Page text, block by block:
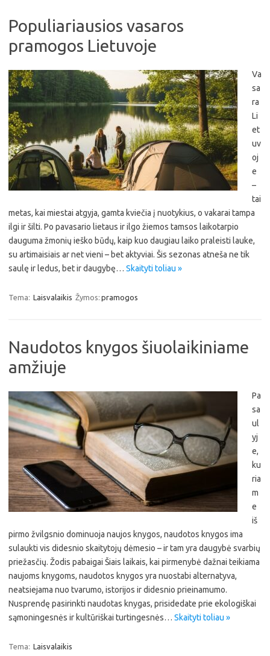
Populiariausios vasaros
pramogos Lietuvoje
Va
sa
ra
Li
et
uv
oj
e
–
tai
metas, kai miestai atgyja, gamta kviečia į nuotykius, o vakarai tampa
ilgi ir šilti. Po pavasario lietaus ir ilgo žiemos tamsos laikotarpio
dauguma žmonių ieško būdų, kaip kuo daugiau laiko praleisti lauke,
su artimaisiais ar net vieni – bet aktyviai. Šis sezonas atneša ne tik
saulę ir ledus, bet ir daugybę… Skaityti toliau »
Tema: Laisvalaikis Žymos: pramogos
Naudotos knygos šiuolaikiniame
amžiuje
Pa
sa
ul
yj
e,
ku
ria
m
e
iš
pirmo žvilgsnio dominuoja naujos knygos, naudotos knygos ima
sulaukti vis didesnio skaitytojų dėmesio – ir tam yra daugybė svarbių
priežasčių. Žodis pabaigai Šiais laikais, kai pirmenybė dažnai teikiama
naujoms knygoms, naudotos knygos yra nuostabi alternatyva,
neatsiejama nuo tvarumo, istorijos ir didesnio prieinamumo.
Nusprendę pasirinkti naudotas knygas, prisidedate prie ekologiškai
sąmoningesnės ir kultūriškai turtingesnės… Skaityti toliau »
Tema: Laisvalaikis